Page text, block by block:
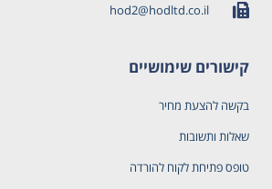
hod2@hodltd.co.il
קישורים שימושיים
בקשה להצעת מחיר
שאלות ותשובות
טופס פתיחת לקוח להורדה